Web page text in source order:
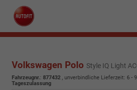
Volkswagen Polo Style IQ Light
Fahrzeugnr.: 877432 , unverbindliche Lieferzeit: 6 -
Tageszulassung